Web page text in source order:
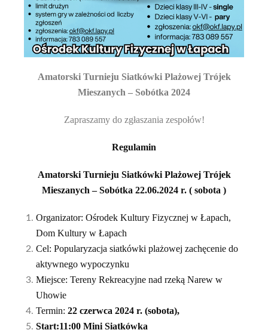
Amatorski Turnieju Siatkówki Plażowej Trójek
Mieszanych – Sobótka 2024
Zapraszamy do zgłaszania zespołów!
Regulamin
Amatorski Turnieju Siatkówki Plażowej Trójek
Mieszanych– Sobótka 22.06.2024 r. ( sobota )
Organizator: Ośrodek Kultury Fizycznej w Łapach,
Dom Kultury w Łapach
Cel: Popularyzacja siatkówki plażowej zachęcenie do
aktywnego wypoczynku
Miejsce: Tereny Rekreacyjne nad rzeką Narew w
Uhowie
Termin: 22 czerwca 2024 r. (sobota),
Start:11:00 Mini Siatkówka